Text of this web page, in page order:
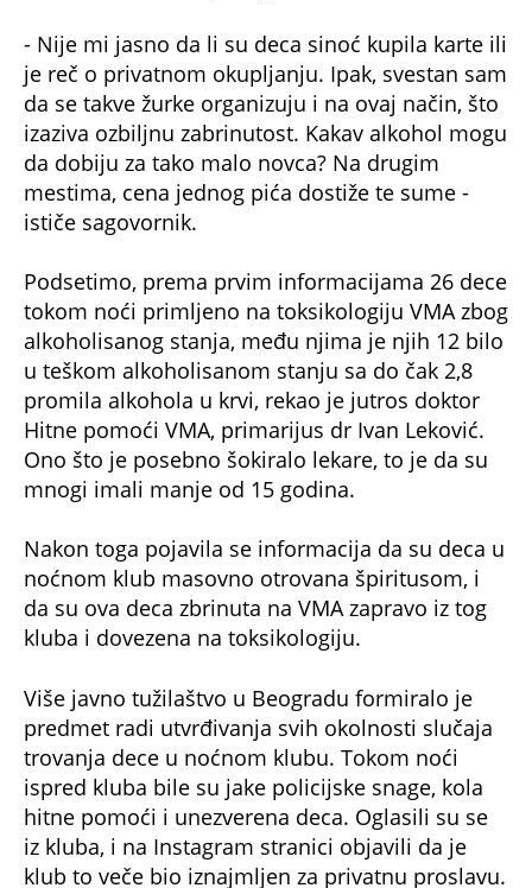
- Nije mi jasno da li su deca sinoć kupila karte ili
je reč o privatnom okupljanju. Ipak, svestan sam
da se takve žurke organizuju i na ovaj način, što
izaziva ozbiljnu zabrinutost. Kakav alkohol mogu
da dobiju za tako malo novca? Na drugim
mestima, cena jednog pića dostiže te sume -
ističe sagovornik.
Podsetimo, prema prvim informacijama 26 dece
tokom noći primljeno na toksikologiju VMA zbog
alkoholisanog stanja, među njima je njih 12 bilo
u teškom alkoholisanom stanju sa do čak 2,8
promila alkohola u krvi, rekao je jutros doktor
Hitne pomoći VMA, primarijus dr Ivan Leković.
Ono što je posebno šokiralo lekare, to je da su
mnogi imali manje od 15 godina.
Nakon toga pojavila se informacija da su deca u
noćnom klub masovno otrovana špiritusom, i
da su ova deca zbrinuta na VMA zapravo iz tog
kluba i dovezena na toksikologiju.
Više javno tužilaštvo u Beogradu formiralo je
predmet radi utvrđivanja svih okolnosti slučaja
trovanja dece u noćnom klubu. Tokom noći
ispred kluba bile su jake policijske snage, kola
hitne pomoći i unezverena deca. Oglasili su se
iz kluba, i na Instagram stranici objavili da je
klub to veče bio iznajmljen za privatnu proslavu.